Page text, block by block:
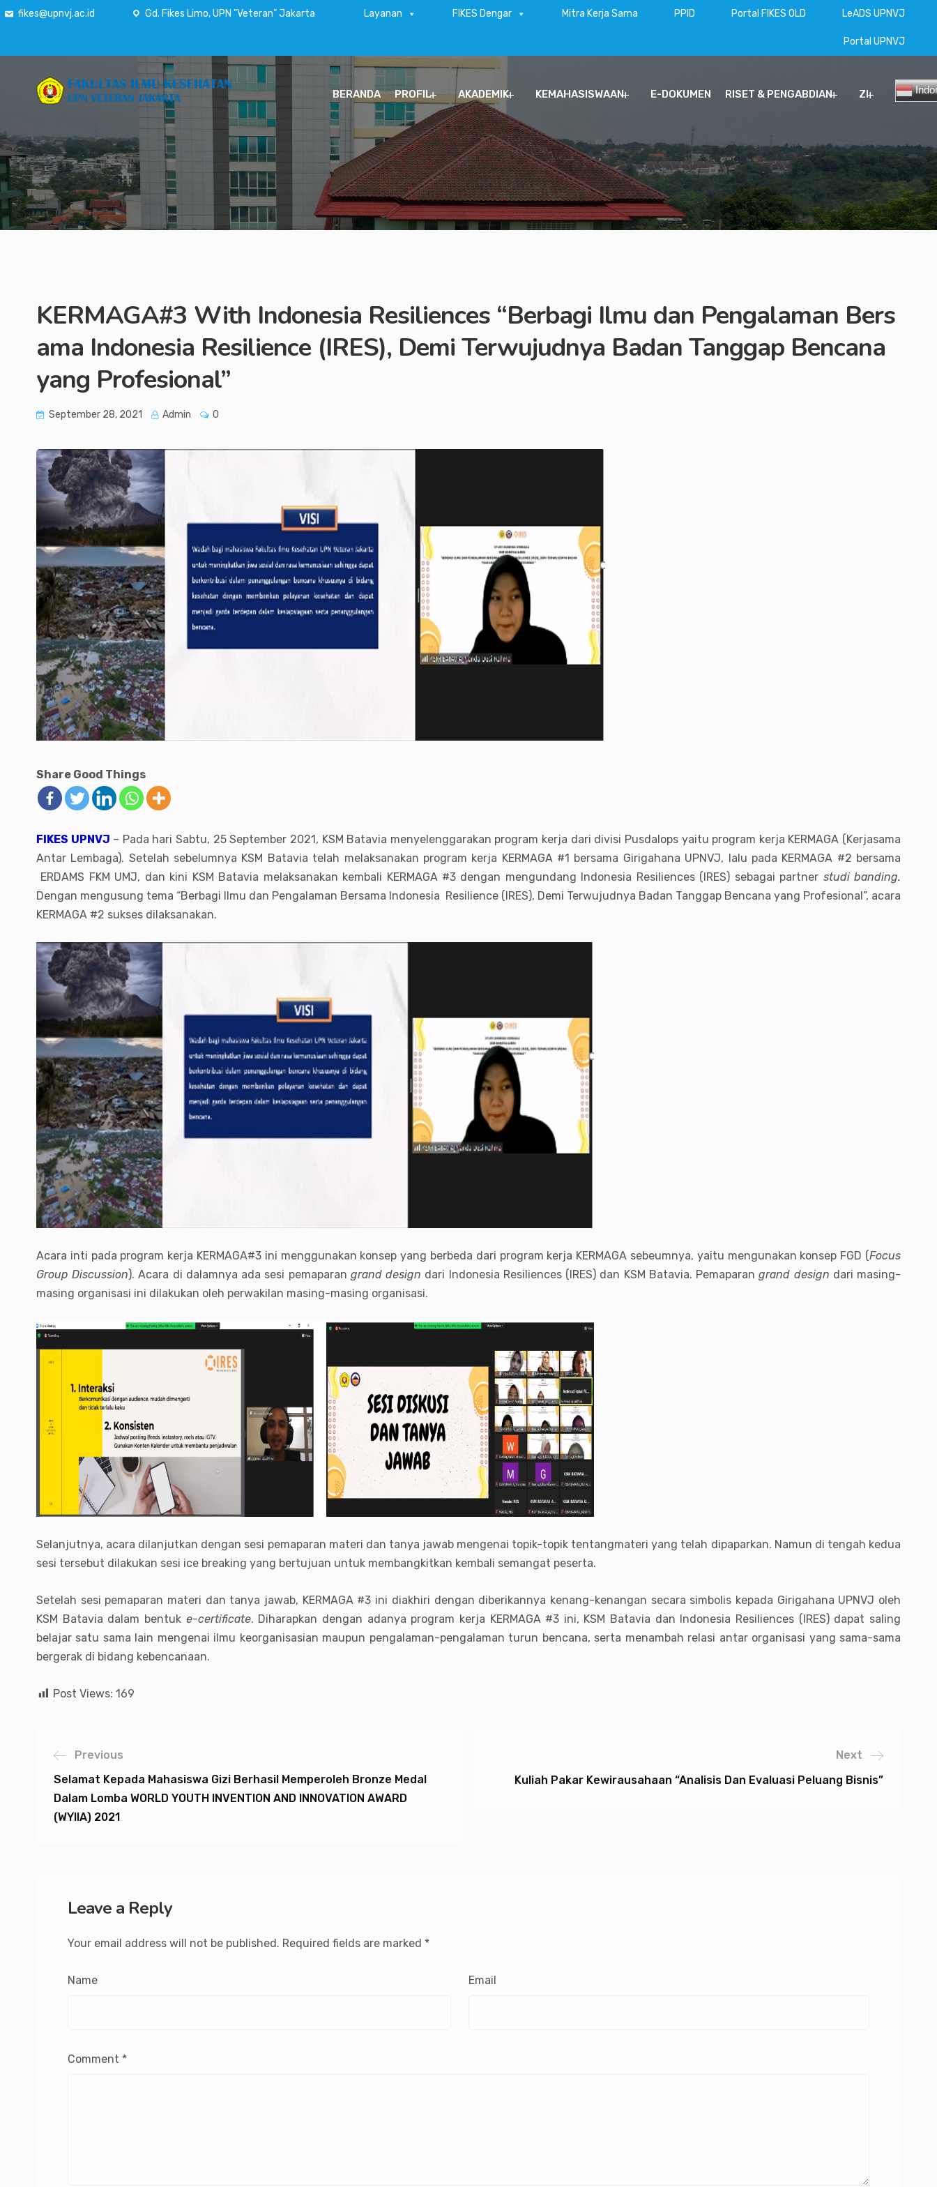
fikes@upnvj.ac.id Gd. Fikes Limo, UPN "Veteran" Jakarta Layanan FIKES Dengar Mitra Kerja Sama PPID Portal FIKES OLD LeADS UPNVJ
Portal UPNVJ
BERANDA PROFIL AKADEMIK KEMAHASISWAAN E-DOKUMEN RISET & PENGABDIAN ZI
KERMAGA#3 With Indonesia Resiliences “Berbagi Ilmu dan Pengalaman Bers
ama Indonesia Resilience (IRES), Demi Terwujudnya Badan Tanggap Bencana
yang Profesional”
September 28, 2021 Admin 0
Share Good Things
FIKES UPNVJ – Pada hari Sabtu, 25 September 2021, KSM Batavia menyelenggarakan program kerja dari divisi Pusdalops yaitu program kerja KERMAGA (Kerjasama
Antar Lembaga). Setelah sebelumnya KSM Batavia telah melaksanakan program kerja KERMAGA #1 bersama Girigahana UPNVJ, lalu pada KERMAGA #2 bersama
ERDAMS FKM UMJ, dan kini KSM Batavia melaksanakan kembali KERMAGA #3 dengan mengundang Indonesia Resiliences (IRES) sebagai partner studi banding.
Dengan mengusung tema “Berbagi Ilmu dan Pengalaman Bersama Indonesia Resilience (IRES), Demi Terwujudnya Badan Tanggap Bencana yang Profesional”, acara
KERMAGA #2 sukses dilaksanakan.
Acara inti pada program kerja KERMAGA#3 ini menggunakan konsep yang berbeda dari program kerja KERMAGA sebeumnya, yaitu mengunakan konsep FGD (Focus
Group Discussion). Acara di dalamnya ada sesi pemaparan grand design dari Indonesia Resiliences (IRES) dan KSM Batavia. Pemaparangrand design dari masing-
masing organisasi ini dilakukan oleh perwakilan masing-masing organisasi.
Selanjutnya, acara dilanjutkan dengan sesi pemaparan materi dan tanya jawab mengenai topik-topik tentangmateri yang telah dipaparkan. Namun di tengah kedua
sesi tersebut dilakukan sesi ice breaking yang bertujuan untuk membangkitkan kembali semangat peserta.
Setelah sesi pemaparan materi dan tanya jawab, KERMAGA #3 ini diakhiri dengan diberikannya kenang-kenangan secara simbolis kepada Girigahana UPNVJ oleh
KSM Batavia dalam bentuk e-certificate. Diharapkan dengan adanya program kerja KERMAGA #3 ini, KSM Batavia dan Indonesia Resiliences (IRES) dapat saling
belajar satu sama lain mengenai ilmu keorganisasian maupun pengalaman-pengalaman turun bencana, serta menambah relasi antar organisasi yang sama-sama
bergerak di bidang kebencanaan.
Post Views: 169
Previous
Selamat Kepada Mahasiswa Gizi Berhasil Memperoleh Bronze Medal
Dalam Lomba WORLD YOUTH INVENTION AND INNOVATION AWARD
(WYIIA) 2021
Next
Kuliah Pakar Kewirausahaan “Analisis Dan Evaluasi Peluang Bisnis”
Leave a Reply
Your email address will not be published. Required fields are marked *
Name Email
Comment *